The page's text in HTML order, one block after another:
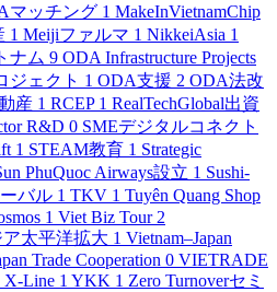
マッチング 1 MakeInVietnamChip
1 Meijiファルマ 1 NikkeiAsia 1
ナム 9 ODA Infrastructure Projects
ジェクト 1 ODA支援 2 ODA法改
産 1 RCEP 1 RealTechGlobal出資
R&D 0 SMEデジタルコネクト
1 STEAM教育 1 Strategic
PhuQuoc Airways設立 1 Sushi-
バル 1 TKV 1 Tuyên Quang Shop
1 Viet Biz Tour 2
ア太平洋拡大 1 Vietnam–Japan
Trade Cooperation 0 VIETRADE
X-Line 1 YKK 1 Zero Turnoverセミ